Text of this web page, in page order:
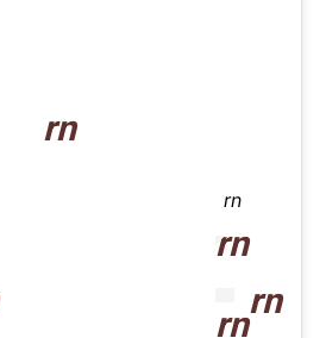
rn
rn
rn
rn
rn